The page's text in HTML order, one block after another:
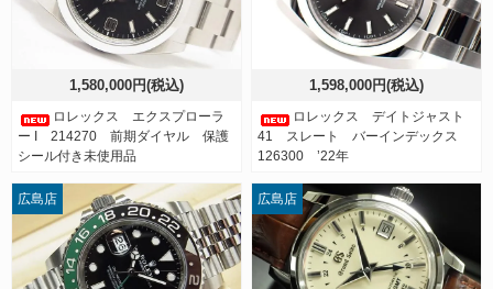
1,580,000円(税込)
ロレックス エクスプローラ
ー I 214270 前期ダイヤル 保護
シール付き未使用品
1,598,000円(税込)
ロレックス デイトジャスト
41 スレート バーインデックス
126300 ’22年
広島店 広島店